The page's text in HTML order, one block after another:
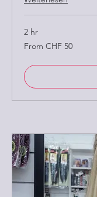
2 hr
From
50
From CHF 50